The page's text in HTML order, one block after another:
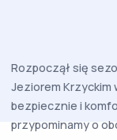
Rozpoczął się
Jeziorem Krzyckim
bezpiecznie i
przypominamy o